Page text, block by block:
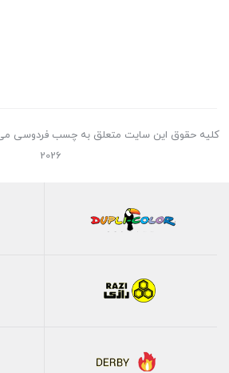
کلیه حقوق این سایت متعلق به چسب فردوسی
2026